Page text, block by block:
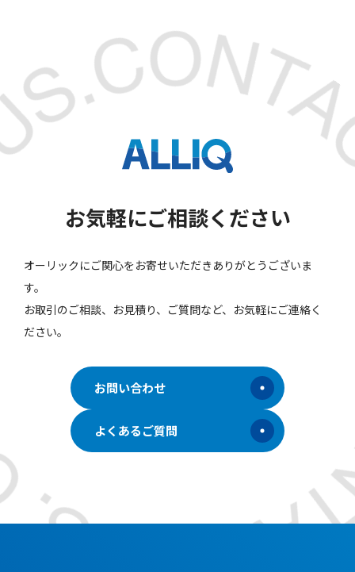
お気軽にご相談ください
オーリックにご関心をお寄せいただきありがとうございま
す。
お取引のご相談、お見積り、ご質問など、お気軽にご連絡く
ださい。
お問い合わせ
よくあるご質問